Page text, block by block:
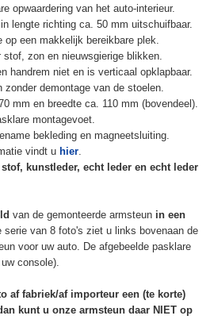
opwaardering van het auto-interieur.
lengte richting ca. 50 mm uitschuifbaar.
op een makkelijk bereikbare plek.
zon en nieuwsgierige blikken.
handrem niet en is verticaal opklapbaar.
demontage van de stoelen.
mm en breedte ca. 110 mm (bovendeel).
montagevoet.
bekleding en magneetsluiting.
vindt u hier.
kunstleder, echt leder en echt leder
van de gemonteerde armsteun in een
serie van 8 foto's ziet u links bovenaan de
voor uw auto. De afgebeelde pasklare
console).
af fabriek/af importeur een (te korte)
kunt u onze armsteun daar NIET op